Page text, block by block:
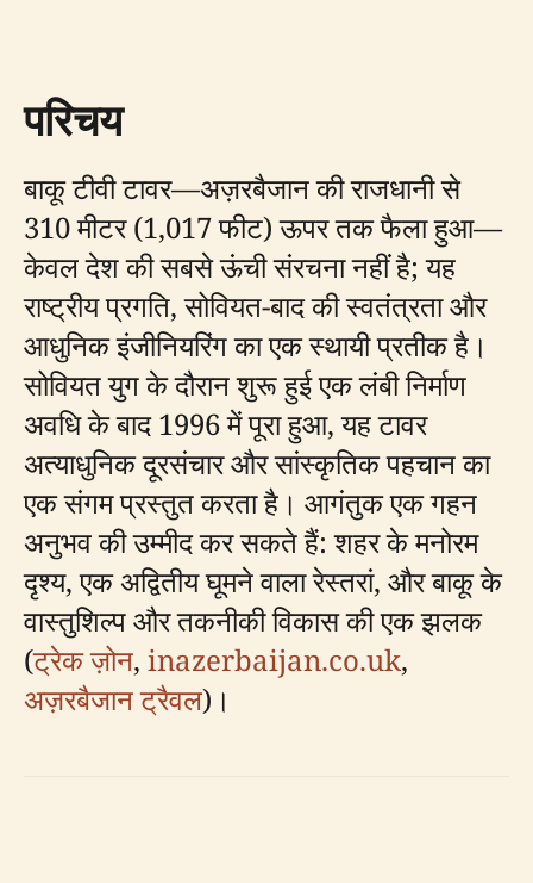
परिचय
बाकू टीवी टावर—अज़रबैजान की राजधानी से
310 मीटर (1,017 फीट) ऊपर तक फैला हुआ—
केवल देश की सबसे ऊंची संरचना नहीं है; यह
राष्ट्रीय प्रगति, सोवियत-बाद की स्वतंत्रता और
आधुनिक इंजीनियरिंग का एक स्थायी प्रतीक है।
सोवियत युग के दौरान शुरू हुई एक लंबी निर्माण
अवधि के बाद 1996 में पूरा हुआ, यह टावर
अत्याधुनिक दूरसंचार और सांस्कृतिक पहचान का
एक संगम प्रस्तुत करता है। आगंतुक एक गहन
अनुभव की उम्मीद कर सकते हैं: शहर के मनोरम
दृश्य, एक अद्वितीय घूमने वाला रेस्तरां, और बाकू के
वास्तुशिल्प और तकनीकी विकास की एक झलक
(ट्रेक ज़ोन, inazerbaijan.co.uk,
अज़रबैजान ट्रैवल)।